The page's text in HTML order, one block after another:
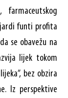
farmaceutskog
funti profita
se obavežu na
lijek tokom
bez obzira
Iz perspektive